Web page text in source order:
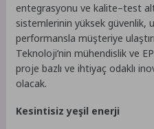
entegrasyonu ve kalite–test
sistemlerinin yüksek güvenlik,
performansla müşteriye
Teknoloji’nin mühendislik ve
proje bazlı ve ihtiyaç odaklı
olacak.
Kesintisiz yeşil enerji